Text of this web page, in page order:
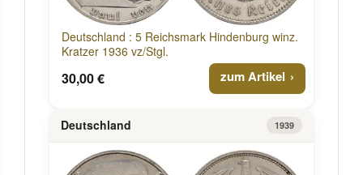
Deutschland : 5 Reichsmark Hindenburg winz.
Kratzer 1936 vz/Stgl.
30,00 € zum Artikel
Deutschland 1939